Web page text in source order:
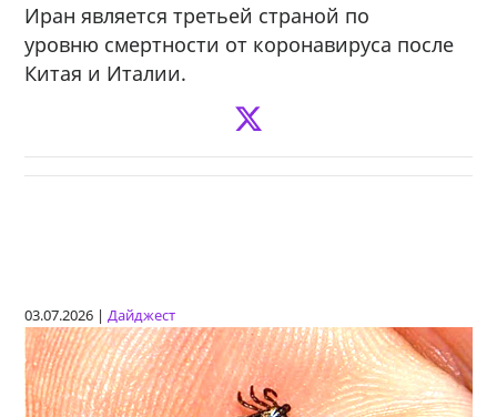
Иран является третьей страной по
уровню смертности от коронавируса после
Китая и Италии.
03.07.2026 |Дайджест